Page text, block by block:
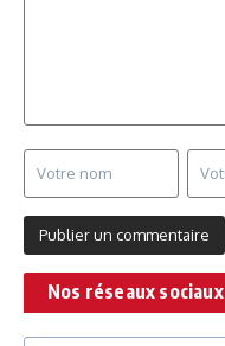
Nos réseaux sociaux